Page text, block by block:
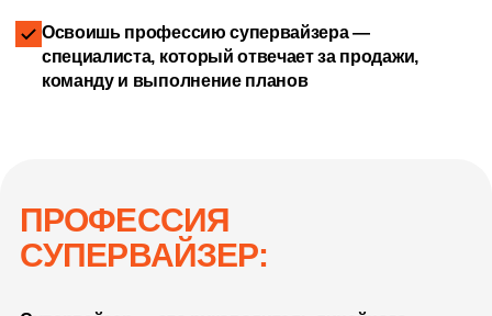
Освоишь профессию супервайзера —
специалиста, который отвечает за продажи,
команду и выполнение планов
ПРОФЕССИЯ
СУПЕРВАЙЗЕР: